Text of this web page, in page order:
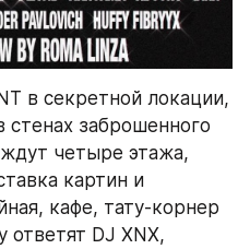
в секретной локации,
стенах заброшенного
четыре этажа,
картин и
кафе, тату-корнер
ответят DJ XNX,